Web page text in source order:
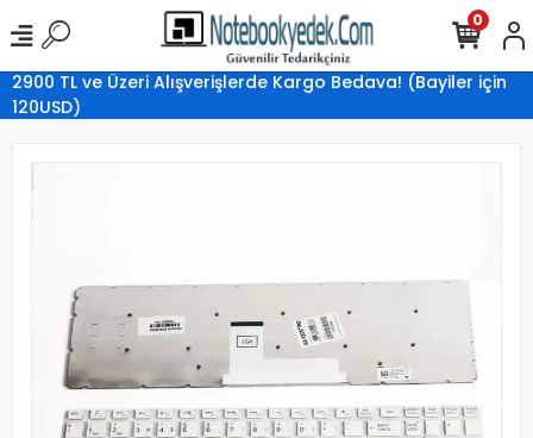
2900 TL ve Üzeri Alışverişlerde Kargo Bedava! (Bayiler için
120USD)
0